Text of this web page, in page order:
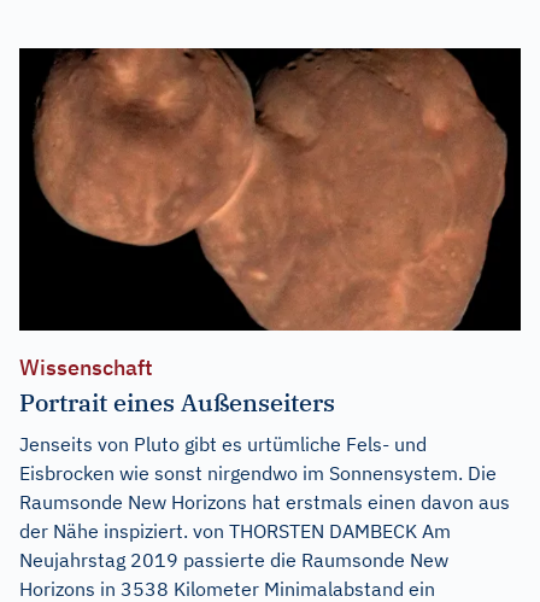
Wissenschaft
Portrait eines Außenseiters
Jenseits von Pluto gibt es urtümliche Fels- und
Eisbrocken wie sonst nirgendwo im Sonnensystem. Die
Raumsonde New Horizons hat erstmals einen davon aus
der Nähe inspiziert. von THORSTEN DAMBECK Am
Neujahrstag 2019 passierte die Raumsonde New
Horizons in 3538 Kilometer Minimalabstand ein